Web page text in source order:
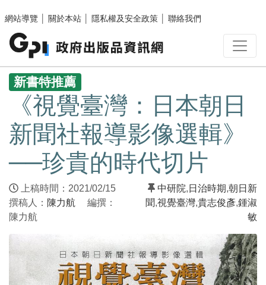
網站導覽
關於本站 隱私權及安全政策 聯絡我們
:::
新書特推薦
《視覺臺灣：日本朝日
新聞社報導影像選輯》
──珍貴的時代切片
上稿時間：2021/02/15
撰稿人： 陳力航 編撰：
陳力航
中研院, 日治時期,朝日新
聞,視覺臺灣,貴志俊彥,鍾淑
敏